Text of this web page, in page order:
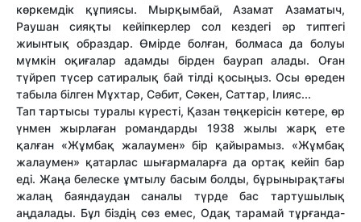
көркемдік құпиясы. Мырқымбай, Азамат Азаматыч,
Раушан сияқты кейіпкерлер сол кездегі әр типтегі
жиынтық образдар. Өмірде болған, болмаса да болуы
мүмкін оқиғалар адамды бірден баурап алады. Оған
түйреп түсер сатиралық бай тілді қосыңыз. Осы өреден
табыла білген Мұхтар, Сәбит, Сәкен, Саттар, Ілияс...
Тап тартысы туралы күресті, Қазан төңкерісін көтере, өр
үнмен жырлаған романдарды 1938 жылы жарқ ете
қалған «Жұмбақ жалаумен» бір қайырамыз. «Жұмбақ
жалаумен» қатарлас шығармаларға да ортақ кейіп бар
еді. Жаңа белеске ұмтылу басым болды, бұрынырақтағы
жалаң баяндаудан саналы түрде бас тартушылық
аңдалады. Бұл біздің сөз емес, Одақ тарамай тұрғанда-